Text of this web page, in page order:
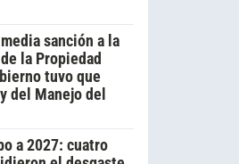
sanción a la
la Propiedad
tuvo que
del Manejo del
a 2027: cuatro